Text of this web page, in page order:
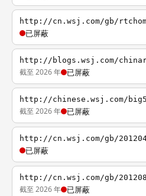
http://cn.wsj.com/gb/
已屏蔽
http://blogs.wsj.com/
截至 2026 年 已屏蔽
http://chinese.wsj.com/
截至 2026 年 已屏蔽
http://cn.wsj.com/gb/
已屏蔽
http://cn.wsj.com/gb/
截至 2026 年 已屏蔽